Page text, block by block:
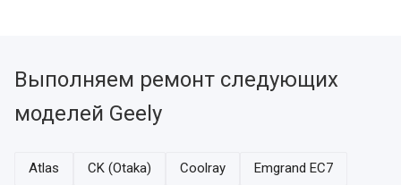
Выполняем ремонт следующих
моделей Geely
Atlas CK (Otaka) Coolray Emgrand EC7